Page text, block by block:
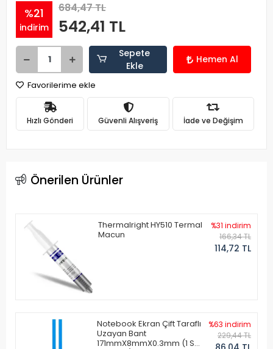
%21
indirim
684,47 TL
542,41 TL
Sepete
Ekle
Hemen Al
Favorilerime ekle
Hızlı Gönderi Güvenli Alışveriş İade ve Değişim
Önerilen Ürünler
Thermalright HY510 Termal
Macun
%31 indirim
166,34 TL
114,72 TL
Notebook Ekran Çift Taraflı
Uzayan Bant
171mmX8mmX0.3mm (1 Set
%63 indirim
229,44 TL